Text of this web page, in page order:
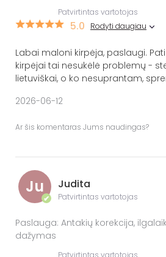
Patvirtintas vartotojas
5.0 Rodyti daugiau
Labai maloni kirpėja, paslaugi.
kirpėjai tai nesukėlė problemų -
lietuviškai, o ko nesuprantam,
2026-06-12
Ar šis komentaras Jums naudingas?
Ju
✔
Judita
Patvirtintas vartotojas
Paslauga: Antakių korekcija,
dažymas